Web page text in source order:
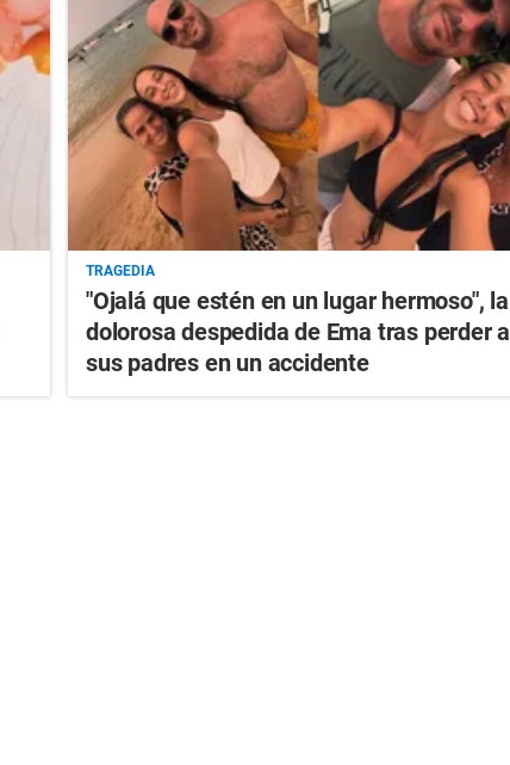
TRAGEDIA
"Ojalá que estén en un lugar hermoso", la
dolorosa despedida de Ema tras perder a
sus padres en un accidente